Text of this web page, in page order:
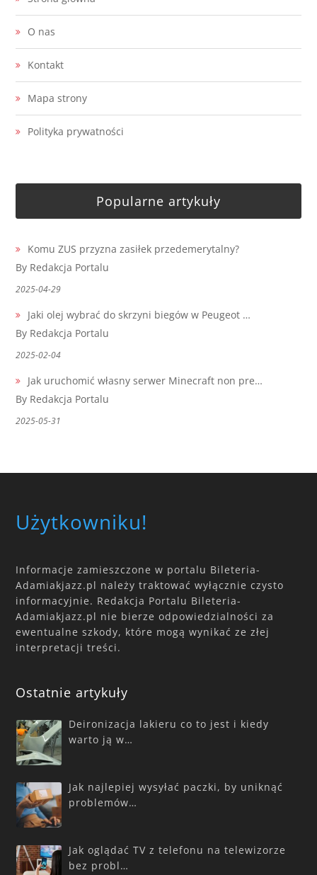
O nas
Kontakt
Mapa strony
Polityka prywatności
Popularne artykuły
Komu ZUS przyzna zasiłek przedemerytalny?
By Redakcja Portalu
2025-04-29
Jaki olej wybrać do skrzyni biegów w Peugeot …
By Redakcja Portalu
2025-02-04
Jak uruchomić własny serwer Minecraft non pre…
By Redakcja Portalu
2025-05-31
Użytkowniku!
Informacje zamieszczone w portalu Bileteria-
Adamiakjazz.pl należy traktować wyłącznie czysto
informacyjnie. Redakcja Portalu Bileteria-
Adamiakjazz.pl nie bierze odpowiedzialności za
ewentualne szkody, które mogą wynikać ze złej
interpretacji treści.
Ostatnie artykuły
Deironizacja lakieru co to jest i kiedy
warto ją w…
Jak najlepiej wysyłać paczki, by uniknąć
problemów…
Jak oglądać TV z telefonu na telewizorze
bez probl…